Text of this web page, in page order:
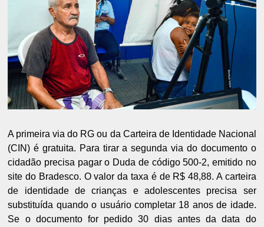
A primeira via do RG ou da Carteira de Identidade Nacional
(CIN) é gratuita. Para tirar a segunda via do documento o
cidadão precisa pagar o Duda de código 500-2, emitido no
site do Bradesco. O valor da taxa é de R$ 48,88. A carteira
de identidade de crianças e adolescentes precisa ser
substituída quando o usuário completar 18 anos de idade.
Se o documento for pedido 30 dias antes da data do